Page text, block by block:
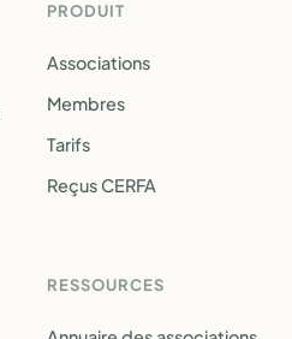
PRODUIT
Associations
Membres
Tarifs
Reçus CERFA
RESSOURCES